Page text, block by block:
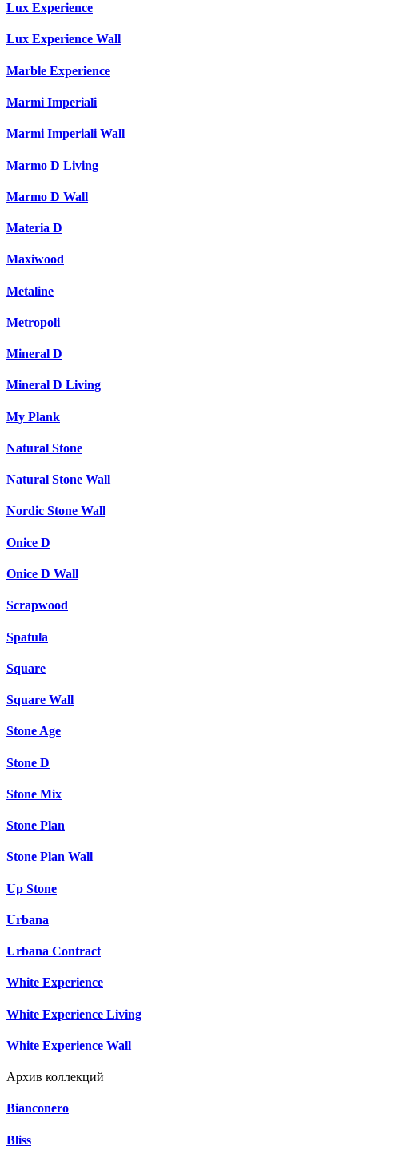
Lux Experience
Lux Experience Wall
Marble Experience
Marmi Imperiali
Marmi Imperiali Wall
Marmo D Living
Marmo D Wall
Materia D
Maxiwood
Metaline
Metropoli
Mineral D
Mineral D Living
My Plank
Natural Stone
Natural Stone Wall
Nordic Stone Wall
Onice D
Onice D Wall
Scrapwood
Spatula
Square
Square Wall
Stone Age
Stone D
Stone Mix
Stone Plan
Stone Plan Wall
Up Stone
Urbana
Urbana Contract
White Experience
White Experience Living
White Experience Wall
Архив коллекций
Bianconero
Bliss